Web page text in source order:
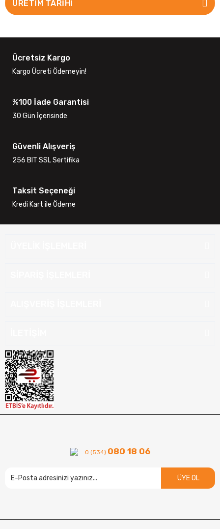
ÜRETİM TARİHİ
Ücretsiz Kargo
Kargo Ücreti Ödemeyin!
%100 İade Garantisi
30 Gün İçerisinde
Güvenli Alışveriş
256 BIT SSL Sertifika
Taksit Seçeneği
Kredi Kart ile Ödeme
0 (534) 080 18 06
ÜYE OL